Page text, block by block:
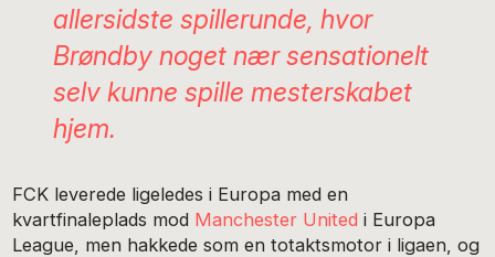
allersidste spillerunde, hvor
Brøndby noget nær sensationelt
selv kunne spille mesterskabet
hjem.
FCK leverede ligeledes i Europa med en
kvartfinaleplads mod Manchester United i Europa
League, men hakkede som en totaktsmotor i ligaen, og